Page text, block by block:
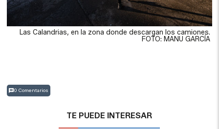
Las Calandrias, en la zona donde descargan los camiones.
FOTO: MANU GARCÍA
0 Comentarios
TE PUEDE INTERESAR